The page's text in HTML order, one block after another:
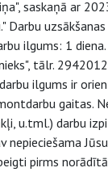
saskaņā ar
Darbu
ilgums: 1
tālr.
ilgums ir
gaitas.
u.tml.) darbu
nepieciešama
pirms